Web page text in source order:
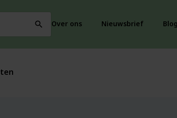
search Over ons Nieuwsbrief Blog